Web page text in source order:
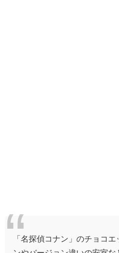
「名探偵コナン」のチョコ